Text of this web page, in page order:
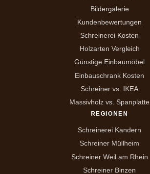
Bildergalerie
Kundenbewertungen
Schreinerei Kosten
Holzarten Vergleich
Günstige Einbaumöbel
Einbauschrank Kosten
Schreiner vs. IKEA
Massivholz vs. Spanplatte
REGIONEN
Schreinerei Kandern
Schreiner Müllheim
Schreiner Weil am Rhein
Schreiner Binzen